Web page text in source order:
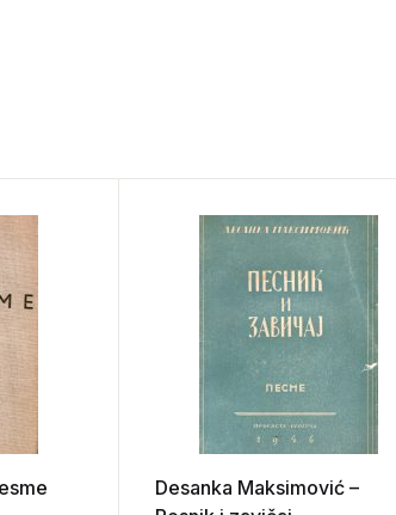
Desanka Maksimović –